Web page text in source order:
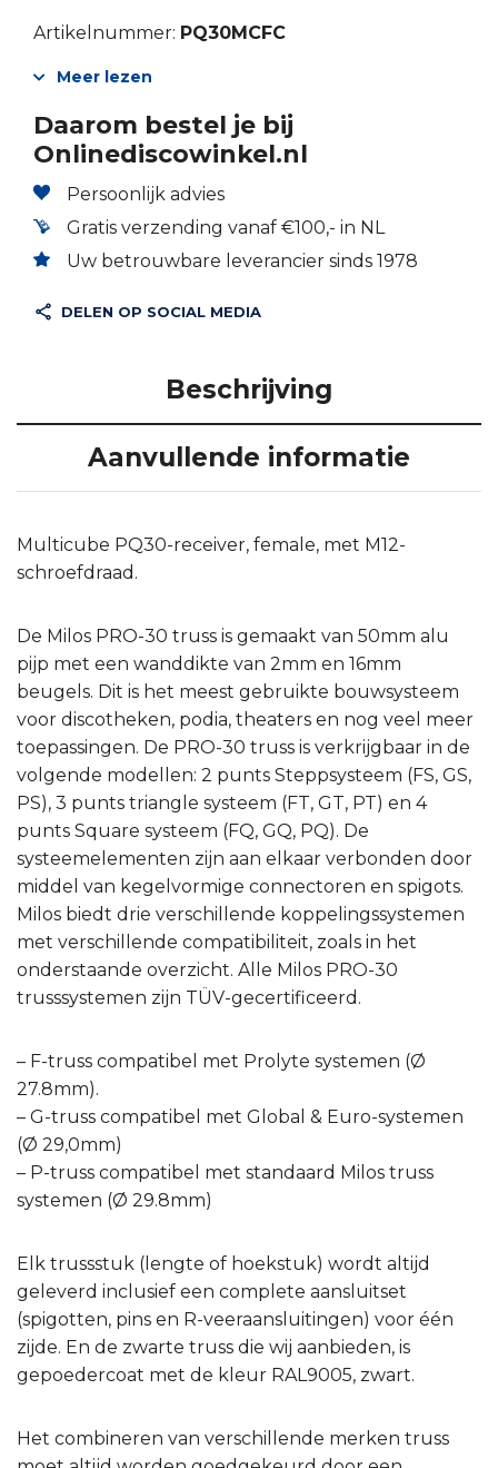
Artikelnummer: PQ30MCFC
Meer lezen
Daarom bestel je bij
Onlinediscowinkel.nl
Persoonlijk advies
Gratis verzending vanaf €100,- in NL
Uw betrouwbare leverancier sinds 1978
DELEN OP SOCIAL MEDIA
Beschrijving
Aanvullende informatie
Multicube PQ30-receiver, female, met M12-
schroefdraad.
De Milos PRO-30 truss is gemaakt van 50mm alu
pijp met een wanddikte van 2mm en 16mm
beugels. Dit is het meest gebruikte bouwsysteem
voor discotheken, podia, theaters en nog veel meer
toepassingen. De PRO-30 truss is verkrijgbaar in de
volgende modellen: 2 punts Steppsysteem (FS, GS,
PS), 3 punts triangle systeem (FT, GT, PT) en 4
punts Square systeem (FQ, GQ, PQ). De
systeemelementen zijn aan elkaar verbonden door
middel van kegelvormige connectoren en spigots.
Milos biedt drie verschillende koppelingssystemen
met verschillende compatibiliteit, zoals in het
onderstaande overzicht. Alle Milos PRO-30
trusssystemen zijn TÜV-gecertificeerd.
– F-truss compatibel met Prolyte systemen (Ø
27.8mm).
– G-truss compatibel met Global & Euro-systemen
(Ø 29,0mm)
– P-truss compatibel met standaard Milos truss
systemen (Ø 29.8mm)
Elk trussstuk (lengte of hoekstuk) wordt altijd
geleverd inclusief een complete aansluitset
(spigotten, pins en R-veeraansluitingen) voor één
zijde. En de zwarte truss die wij aanbieden, is
gepoedercoat met de kleur RAL9005, zwart.
Het combineren van verschillende merken truss